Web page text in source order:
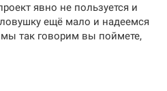
явно не пользуется и
ещё мало и надеемся
так говорим вы поймете,